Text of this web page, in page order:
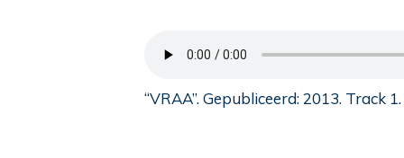
“VRAA”. Gepubliceerd: 2013. Track 1.